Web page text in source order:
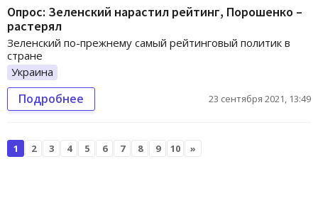
Опрос: Зеленский нарастил рейтинг, Порошенко –
растерял
Зеленский по-прежнему самый рейтинговый политик в
стране
Украина
Подробнее 23 сентября 2021, 13:49
1 2 3 4 5 6 7 8 9 10 »